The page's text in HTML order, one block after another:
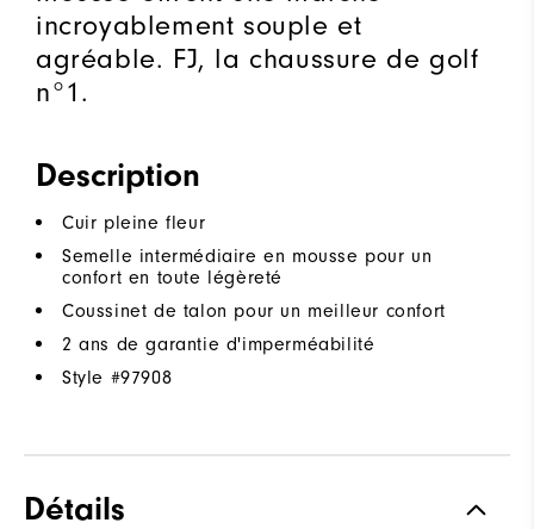
incroyablement souple et
agréable. FJ, la chaussure de golf
n°1.
Description
Cuir pleine fleur
Semelle intermédiaire en mousse pour un
confort en toute légèreté
Coussinet de talon pour un meilleur confort
2 ans de garantie d'imperméabilité
Style #97908
Détails